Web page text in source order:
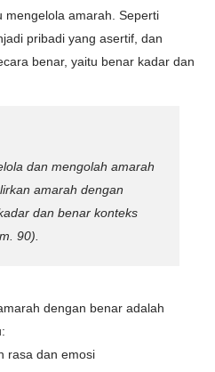
mengelola amarah. Seperti
pribadi yang asertif, dan
benar, yaitu benar kadar dan
dan mengolah amarah
amarah dengan
dan benar konteks
90).
dengan benar adalah
rasa dan emosi